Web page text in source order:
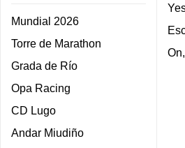
Mundial 2026
Torre de Marathon
Grada de Río
Opa Racing
CD Lugo
Andar Miudiño